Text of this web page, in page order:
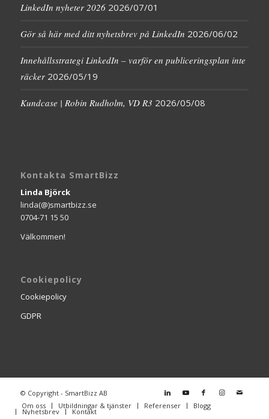
LinkedIn nyheter 2026 2026/07/01
Gör så här med ditt nyhetsbrev på LinkedIn 2026/06/02
Innehållsstrategi LinkedIn – varför en publiceringsplan inte
räcker 2026/05/19
Kundcase | Robin Rudholm, VD R3 2026/05/08
Kontakta SmartBizz
Linda Björck
linda(@)smartbizz.se
0704-71 15 50
Välkommen!
Cookiepolicy
Cookiepolicy
GDPR
© Copyright - SmartBizz AB
Om oss
Utbildningar & tjänster Referenser Blogg
Nyhetsbrev Kontakt